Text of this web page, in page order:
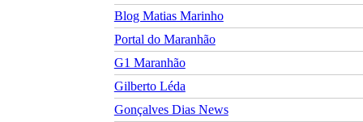
Blog Matias Marinho
Portal do Maranhão
G1 Maranhão
Gilberto Léda
Gonçalves Dias News